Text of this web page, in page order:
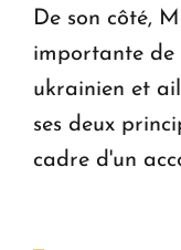
De son côté,
importante de
ukrainien et
ses deux
cadre d'un